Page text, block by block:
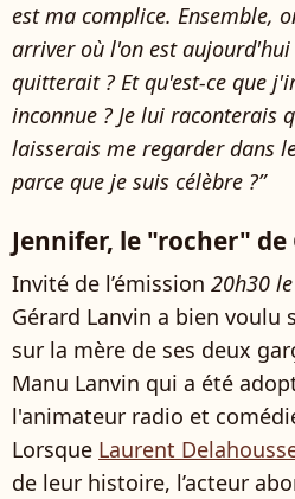
est ma complice. Ensemble,
arriver où l'on est
quitterait ? Et qu'est-ce que
inconnue ? Je lui raconterais
laisserais me regarder dans
parce que je suis célèbre ?”
Jennifer, le "rocher"
Invité de l’émission 20h30
Gérard Lanvin a bien voulu
sur la mère de ses deux
Manu Lanvin qui a été
l'animateur radio et
Lorsque Laurent
de leur histoire, l’acteur